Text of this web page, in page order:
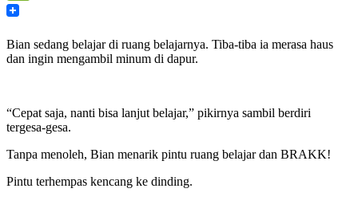
WeChat
Bian sedang belajar di ruang belajarnya. Tiba-tiba ia merasa haus
dan ingin mengambil minum di dapur.
“Cepat saja, nanti bisa lanjut belajar,” pikirnya sambil berdiri
tergesa-gesa.
Tanpa menoleh, Bian menarik pintu ruang belajar dan BRAKK!
Pintu terhempas kencang ke dinding.